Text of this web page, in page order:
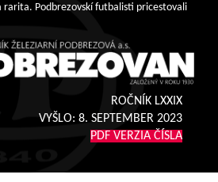
rarita. Podbrezovskí futbalisti pricestovali
ROČNÍK LXXIX
VYŠLO: 8. SEPTEMBER 2023
PDF VERZIA ČÍSLA